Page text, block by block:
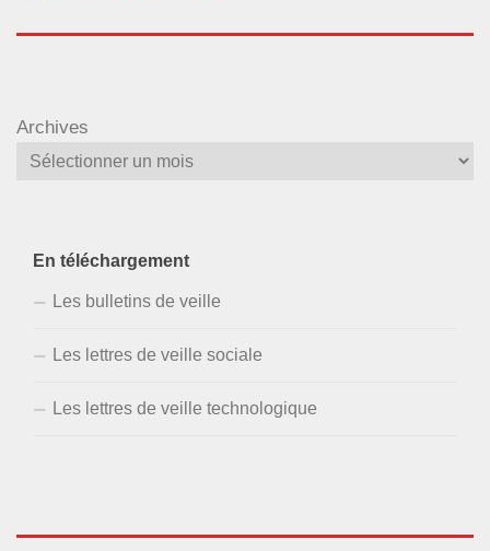
Archives
En téléchargement
Les bulletins de veille
Les lettres de veille sociale
Les lettres de veille technologique